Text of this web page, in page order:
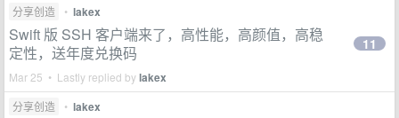
分享创造 • lakex
Swift 版 SSH 客户端来了，高性能，高颜值，高稳
定性，送年度兑换码
Mar 25 • Lastly replied bylakex
11
分享创造 • lakex